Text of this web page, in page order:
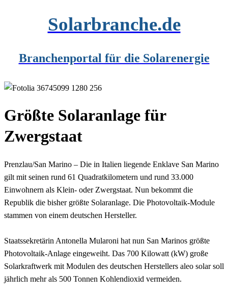
Solarbranche.de
Branchenportal für die Solarenergie
Größte Solaranlage für
Zwergstaat
Prenzlau/San Marino – Die in Italien liegende Enklave San Marino
gilt mit seinen rund 61 Quadratkilometern und rund 33.000
Einwohnern als Klein- oder Zwergstaat. Nun bekommt die
Republik die bisher größte Solaranlage. Die Photovoltaik-Module
stammen von einem deutschen Hersteller.
Staatssekretärin Antonella Mularoni hat nun San Marinos größte
Photovoltaik-Anlage eingeweiht. Das 700 Kilowatt (kW) große
Solarkraftwerk mit Modulen des deutschen Herstellers aleo solar soll
jährlich mehr als 500 Tonnen Kohlendioxid vermeiden.